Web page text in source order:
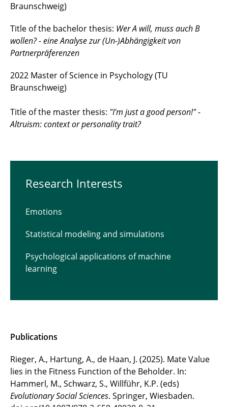
Braunschweig)
Title of the bachelor thesis: Wer A will, muss auch B
wollen? - eine Analyse zur (Un-)Abhängigkeit von
Partnerpräferenzen
2022 Master of Science in Psychology (TU
Braunschweig)
Title of the master thesis: "I'm just a good person!" -
Altruism: context or personality trait?
Research Interests
Emotions
Statistical modeling and simulations
Psychological applications of machine
learning
Publications
Rieger, A., Hartung, A., de Haan, J. (2025). Mate Value
lies in the Fitness Function of the Beholder. In:
Hammerl, M., Schwarz, S., Willführ, K.P. (eds)
Evolutionary Social Sciences. Springer, Wiesbaden.